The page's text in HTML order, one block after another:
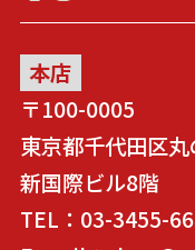
本店
〒100-0005
東京都千代田区
新国際ビル8階
TEL：03-3455-